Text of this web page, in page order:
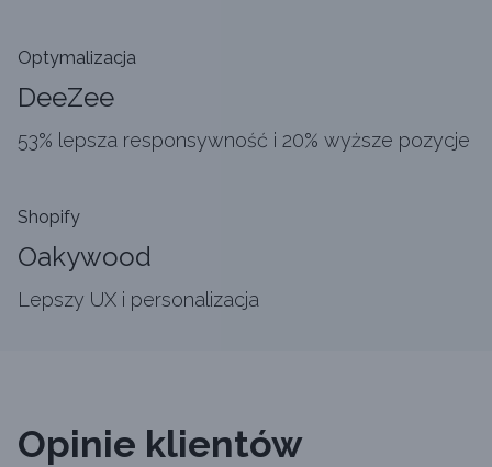
Optymalizacja
DeeZee
53% lepsza responsywność i 20% wyższe pozycje
Shopify
Oakywood
Lepszy UX i personalizacja
Opinie klientów